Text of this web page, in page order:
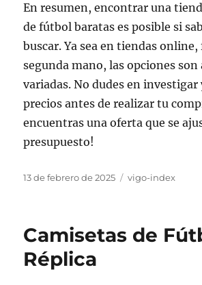
En resumen, encontrar una
de fútbol baratas es posible si
buscar. Ya sea en tiendas online,
segunda mano, las opciones son
variadas. No dudes en investigar
precios antes de realizar tu
encuentras una oferta que se
presupuesto!
Publicado
13 de febrero de 2025 Categorías
vigo-index
Camisetas de
Réplica